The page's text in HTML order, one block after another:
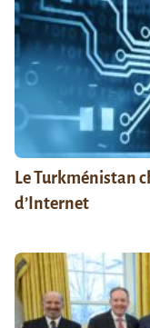
Le Turkménistan
d’Internet